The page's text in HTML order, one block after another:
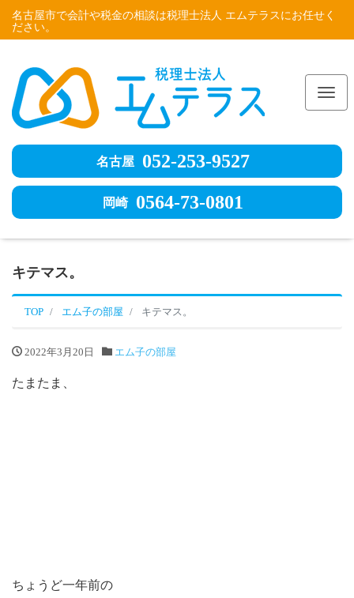
名古屋市で会計や税金の相談は税理士法人 エムテラスにお任せく
ださい。
名古屋 052-253-9527
岡崎 0564-73-0801
キテマス。
TOP エム子の部屋 キテマス。
2022年3月20日 エム子の部屋
たまたま、
ちょうど一年前の